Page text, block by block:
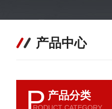
产品中心
P 产品分类